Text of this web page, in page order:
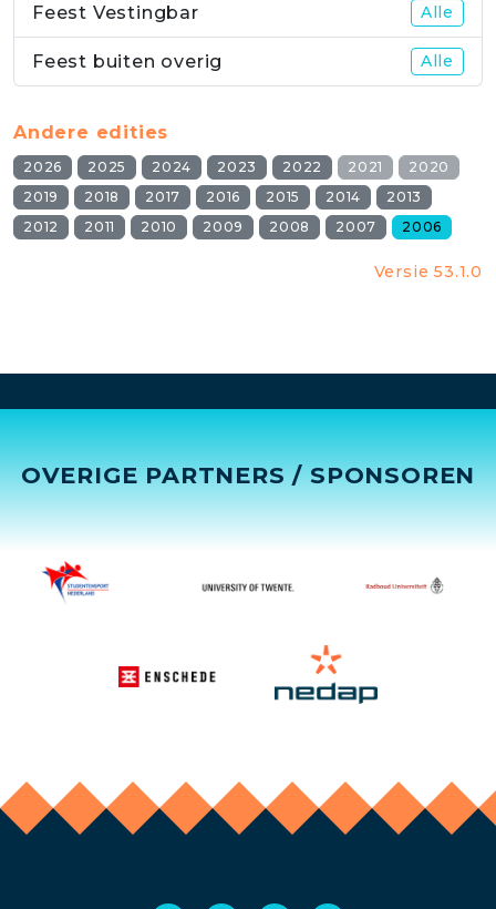
Feest Vestingbar Alle
Feest buiten overig Alle
Andere edities
2026 2025 2024 2023 2022 2021
2020
2019
2018 2017 2016 2015 2014
2013
2012
2011 2010 2009 2008 2007 2006
Versie 53.1.0
OVERIGE PARTNERS / SPONSOREN